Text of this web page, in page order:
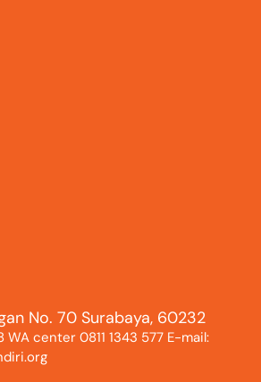
No. 70 Surabaya, 60232
WA center 0811 1343 577 E-mail: